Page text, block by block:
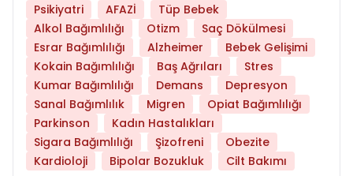
Psikiyatri AFAZİ
Tüp Bebek
Alkol Bağımlılığı
Otizm
Saç Dökülmesi
Esrar Bağımlılığı
Alzheimer
Bebek Gelişimi
Kokain Bağımlılığı
Baş Ağrıları
Stres
Kumar Bağımlılığı
Demans
Depresyon
Sanal Bağımlılık
Migren
Opiat Bağımlılığı
Parkinson
Kadın Hastalıkları
Sigara Bağımlılığı
Şizofreni
Obezite
Kardioloji
Bipolar Bozukluk Cilt Bakımı